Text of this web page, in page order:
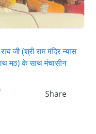
जी (श्री राम मंदिर न्यास
मठ) के साथ मंचासीन
Share